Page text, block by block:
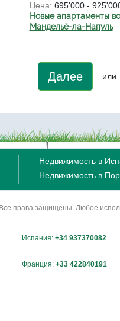
Цена: 695'000 -
Новые апартаменты
Мандельё-ла-Напуль
Далее или
Недвижимость в
Недвижимость в
права защищены. Любое
Испания: +34 937370082
Франция: +33 422840191